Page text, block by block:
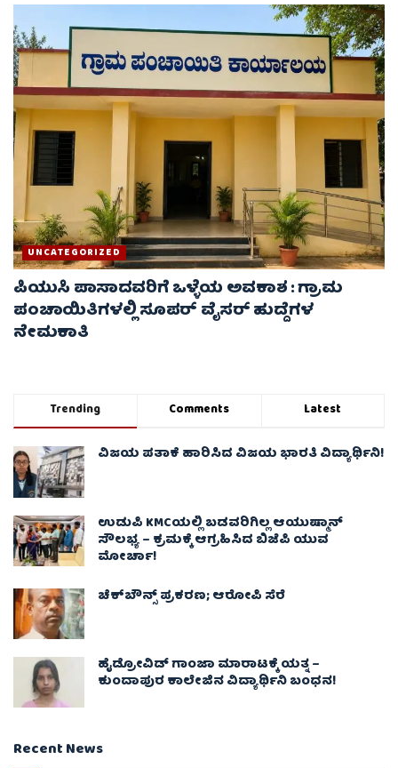
UNCATEGORIZED
ಪಿಯುಸಿ ಪಾಸಾದವರಿಗೆ ಒಳ್ಳೆಯ ಅವಕಾಶ : ಗ್ರಾಮ
ಪಂಚಾಯಿತಿಗಳಲ್ಲಿ ಸೂಪರ್ ವೈಸರ್ ಹುದ್ದೆಗಳ
ನೇಮಕಾತಿ
Trending Comments Latest
ವಿಜಯ ಪತಾಕೆ ಹಾರಿಸಿದ ವಿಜಯ ಭಾರತಿ ವಿದ್ಯಾರ್ಥಿನಿ!
ಉಡುಪಿ KMCಯಲ್ಲಿ ಬಡವರಿಗಿಲ್ಲ ಆಯುಷ್ಮಾನ್
ಸೌಲಭ್ಯ – ಕ್ರಮಕ್ಕೆ ಆಗ್ರಹಿಸಿದ ಬಿಜೆಪಿ ಯುವ
ಮೋರ್ಚಾ!
ಚೆಕ್​ಬೌನ್ಸ್​ ಪ್ರಕರಣ; ಆರೋಪಿ ಸೆರೆ
ಹೈಡ್ರೋವಿಡ್ ಗಾಂಜಾ ಮಾರಾಟಕ್ಕೆ ಯತ್ನ –
ಕುಂದಾಪುರ ಕಾಲೇಜಿನ ವಿದ್ಯಾರ್ಥಿನಿ ಬಂಧನ!
Recent News